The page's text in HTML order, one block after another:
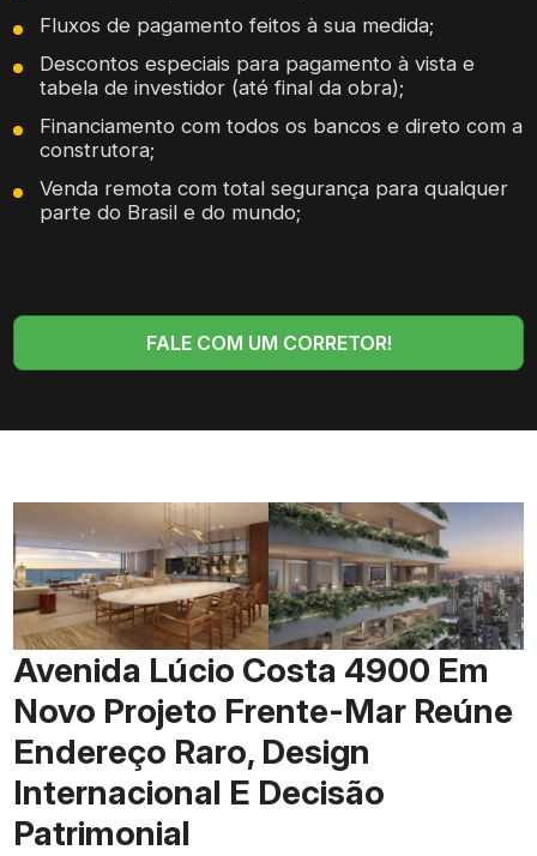
Fluxos de pagamento feitos à sua medida;
Descontos especiais para pagamento à vista e
tabela de investidor (até final da obra);
Financiamento com todos os bancos e direto com a
construtora;
Venda remota com total segurança para qualquer
parte do Brasil e do mundo;
FALE COM UM CORRETOR!
Avenida Lúcio Costa 4900 Em
Novo Projeto Frente-Mar Reúne
Endereço Raro, Design
Internacional E Decisão
Patrimonial